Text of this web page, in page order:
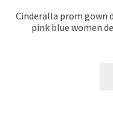
Cinderalla prom gown
pink blue women